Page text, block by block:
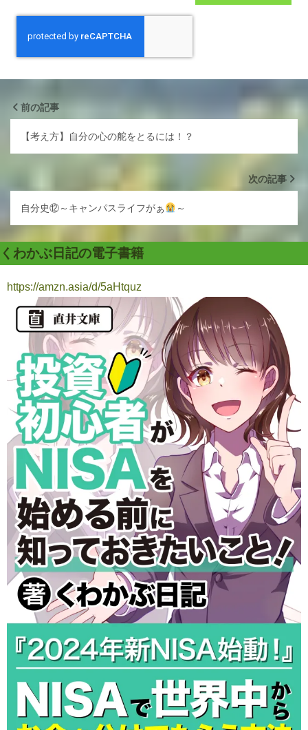
前の記事
【考え方】自分の心の舵をとるには！？
次の記事
自分史⑫～キャンパスライフがぁ ～
くわかぶ日記の電子書籍
https://amzn.asia/d/5aHtquz